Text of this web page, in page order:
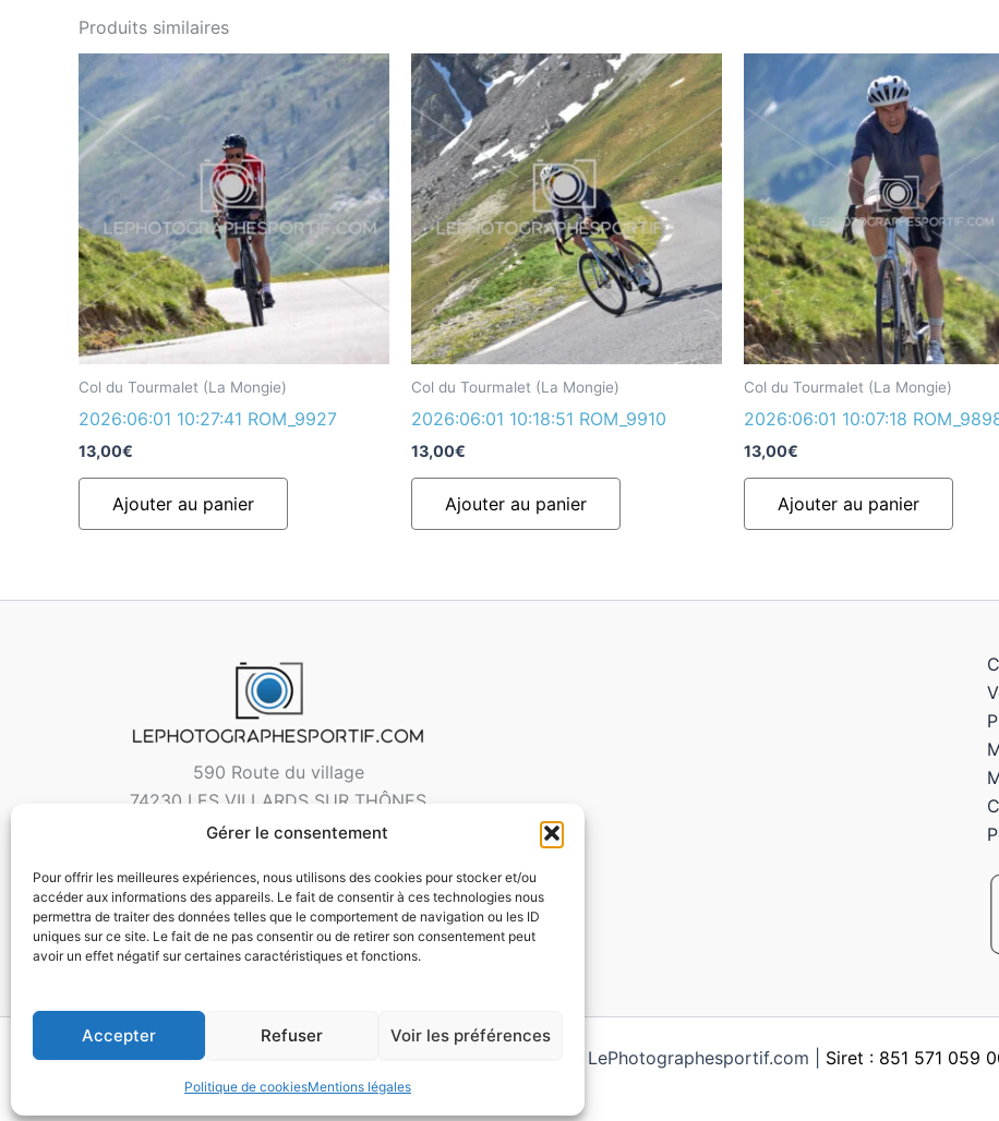
Gérer le consentement
Pour offrir les meilleures expériences, nous utilisons des cookies pour stocker et/ou
accéder aux informations des appareils. Le fait de consentir à ces technologies nous
permettra de traiter des données telles que le comportement de navigation ou les ID
uniques sur ce site. Le fait de ne pas consentir ou de retirer son consentement peut
avoir un effet négatif sur certaines caractéristiques et fonctions.
Accepter Refuser Voir les préférences
Politique de cookiesMentions légales
Produits similaires
Col du Tourmalet (La Mongie)
2026:06:01 10:27:41 ROM_9927
13,00€
Ajouter au panier
Col du Tourmalet (La Mongie)
2026:06:01 10:18:51 ROM_9910
13,00€
Ajouter au panier
Col du Tourmalet (La Mongie)
2026:06:01 10:07:18
13,00€
Ajouter au panier
590 Route du village
74230 LES VILLARDS SUR THÔNES
Copyright © 2026 LePhotographesportif.com | Siret : 851 571 059